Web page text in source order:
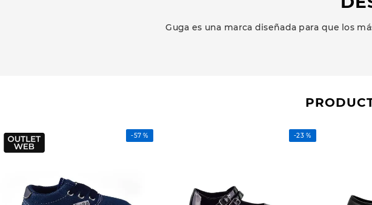
Guga es una marca diseñada para que los
-57 % -23 %